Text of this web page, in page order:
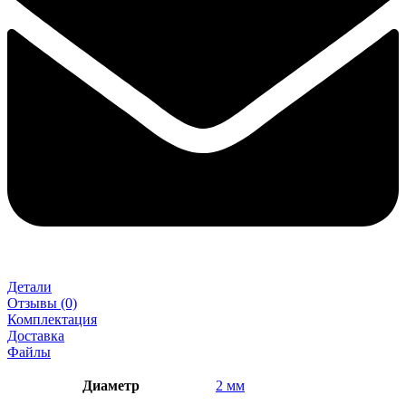
Детали
Отзывы (0)
Комплектация
Доставка
Файлы
Диаметр 2 мм